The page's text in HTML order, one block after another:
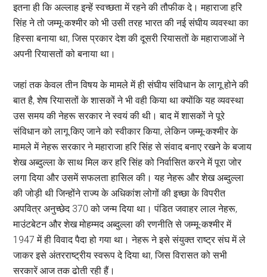
इतना ही कि अल्लाह इन्हें स्वच्छता में रहने की तौफीक दे। महाराजा हरि
सिंह ने तो जम्मू-कश्मीर को भी उसी तरह भारत की नई संघीय व्यवस्था का
हिस्सा बनाया था, जिस प्रकार देश की दूसरी रियासतों के महाराजाओं ने
अपनी रियासतों को बनाया था।
जहां तक केवल तीन विषय के मामले में ही संघीय संविधान के लागू होने की
बात है, शेष रियासतों के शासकों ने भी वही किया था क्योंकि यह व्यवस्था
उस समय की नेहरू सरकार ने स्वयं की थी। बाद में शासकों ने पूरे
संविधान को लागू किए जाने को स्वीकार किया, लेकिन जम्मू-कश्मीर के
मामले में नेहरू सरकार ने महाराजा हरि सिंह से संवाद बनाए रखने के बजाय
शेख अब्दुल्ला के साथ मिल कर हरि सिंह को निर्वासित करने में पूरा जोर
लगा दिया और उसमें सफलता हासिल की। यह नेहरू और शेख अब्दुल्ला
की जोड़ी थी जिन्होंने राज्य के अधिकांश लोगों की इच्छा के विपरीत
अपवित्र अनुच्छेद 370 को जन्म दिया था। पंडित जवाहर लाल नेहरू,
माउंटबेटन और शेख मोहम्मद अब्दुल्ला की रणनीति से जम्मू-कश्मीर में
1947 में ही विवाद पैदा हो गया था। नेहरू ने इसे संयुक्त राष्ट्र संघ में ले
जाकर इसे अंतरराष्ट्रीय स्वरूप दे दिया था, जिस विरासत को सभी
सरकारें आज तक ढोती रही हैं।